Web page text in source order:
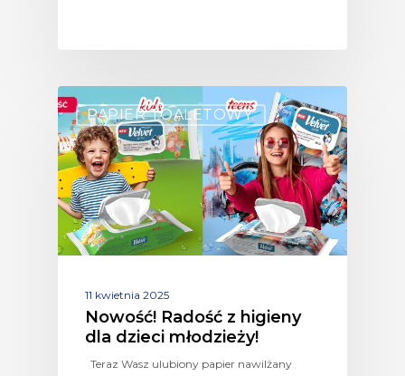
PAPIER TOALETOWY.
11 kwietnia 2025
Nowość! Radość z higieny
dla dzieci młodzieży!
Teraz Wasz ulubiony papier nawilżany